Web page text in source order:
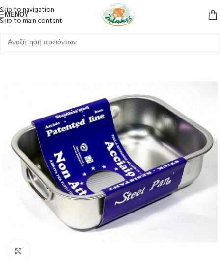
Skip to navigation
Skip to main content
ΜΕΝΟΎ